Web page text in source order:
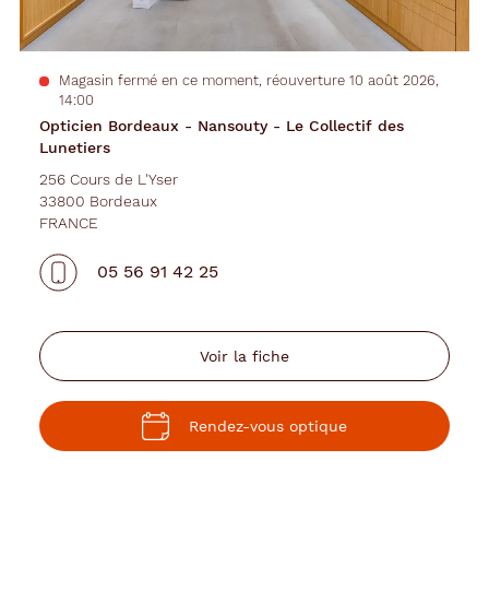
Opticien Bordeaux - Nansouty - Le Collectif des
Lunetiers
Magasin fermé en ce moment, réouverture 10 août 2026,
14:00
256 Cours de L'Yser
33800 Bordeaux
FRANCE
05 56 91 42 25
Voir la fiche
Rendez-vous optique